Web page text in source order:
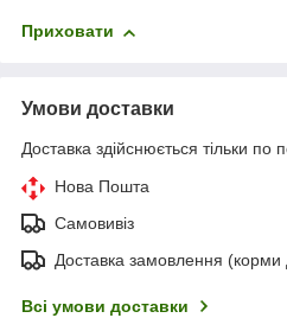
Приховати
Умови доставки
Доставка здійснюється тільки по
Нова Пошта
Самовивіз
Доставка замовлення (корми
Всі умови доставки